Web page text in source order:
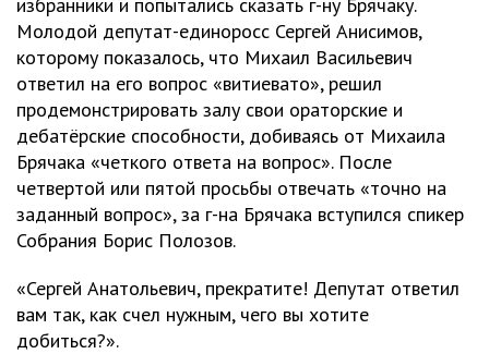
Молодой депутат-единоросс Сергей Анисимов,
которому показалось, что Михаил Васильевич
ответил на его вопрос «витиевато», решил
продемонстрировать залу свои ораторские и
дебатёрские способности, добиваясь от Михаила
Брячака «четкого ответа на вопрос». После
четвертой или пятой просьбы отвечать «точно на
заданный вопрос», за г-на Брячака вступился спикер
Собрания Борис Полозов.
«Сергей Анатольевич, прекратите! Депутат ответил
вам так, как счел нужным, чего вы хотите
добиться?».